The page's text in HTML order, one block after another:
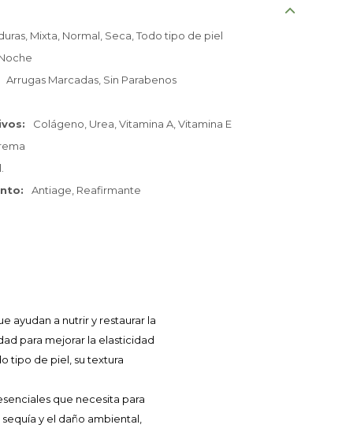
Mixta, Normal, Seca, Todo tipo de piel
Arrugas Marcadas, Sin Parabenos
Colágeno, Urea, Vitamina A, Vitamina E
Antiage, Reafirmante
ayudan a nutrir y restaurar la
para mejorar la elasticidad
tipo de piel, su textura
que necesita para
y el daño ambiental,